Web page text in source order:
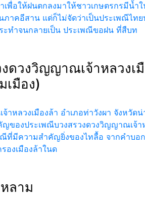
พื่อให้ฝนตกลงมาให้ชาวเกษตรกรมีน้ำ
คอีสาน แต่ก็ไม่จัดว่าเป็นประเพณีไทย
ทำจนกลายเป็น ประเพณีขอฝน ที่สืบท
ดวงวิญญาณเจ้าหลวงเ
เมือง)
หลวงเมืองล้า อำเภอท่าวังผา จังหวัด
ของประเพณีบวงสรวงดวงวิญญาณเจ้า
ที่มีความสำคัญยิ่งของไทลื้อ จากคำบอ
องเมืองล้าในด
ลาม